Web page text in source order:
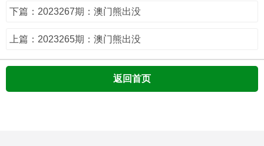
下篇：2023267期：澳门熊出没
上篇：2023265期：澳门熊出没
返回首页